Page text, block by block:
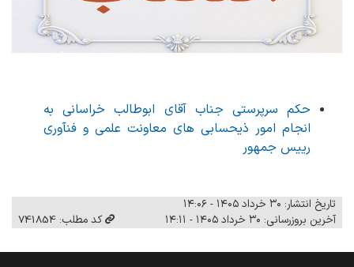
حکم سرپرستی جناب آقای ابوطالب خراسانی به
انجام امور ذیحسابی‌ های معاونت علمی و فنآوری
رییس جمهور
تاریخ انتشار: ۳۰ خرداد ۱۴۰۵ - ۱۴:۰۶
آخرین بروزرسانی: ۳۰ خرداد ۱۴۰۵ - ۱۴:۱۱
کد مطلب: 741854